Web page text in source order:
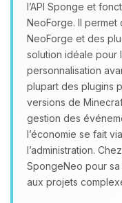
l’API Sponge et
NeoForge. Il permet
NeoForge et des
solution idéale pour
personnalisation
plupart des plugins
versions de
gestion des
l’économie se fait
l’administration. Chez
SpongeNeo pour
aux projets
Youpi,
parler !
assistant
tu as
petits
07/08/